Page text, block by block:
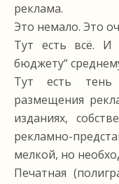
реклама.
Это немало. Это
Тут есть всё.
бюджету“
Тут есть
размещения
изданиях,
рекламно-
мелкой, но
Печатная